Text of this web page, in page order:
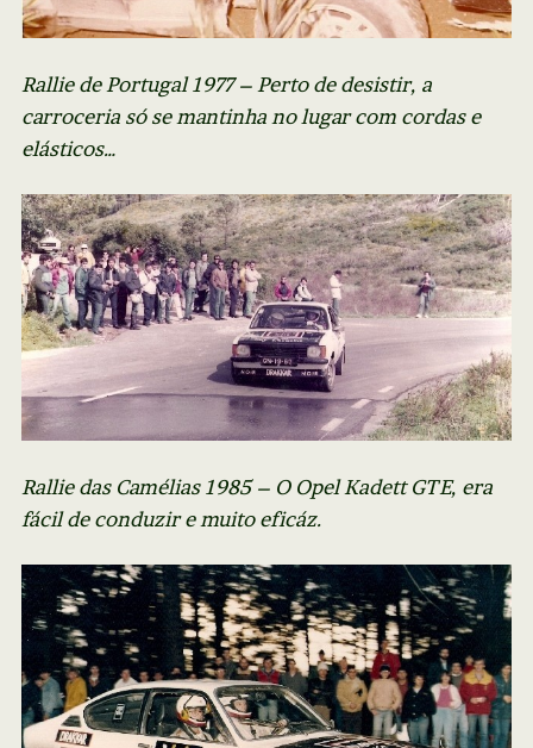
Rallie de Portugal 1977 – Perto de desistir, a
carroceria só se mantinha no lugar com cordas e
elásticos…
Rallie das Camélias 1985 – O Opel Kadett GTE, era
fácil de conduzir e muito eficáz.